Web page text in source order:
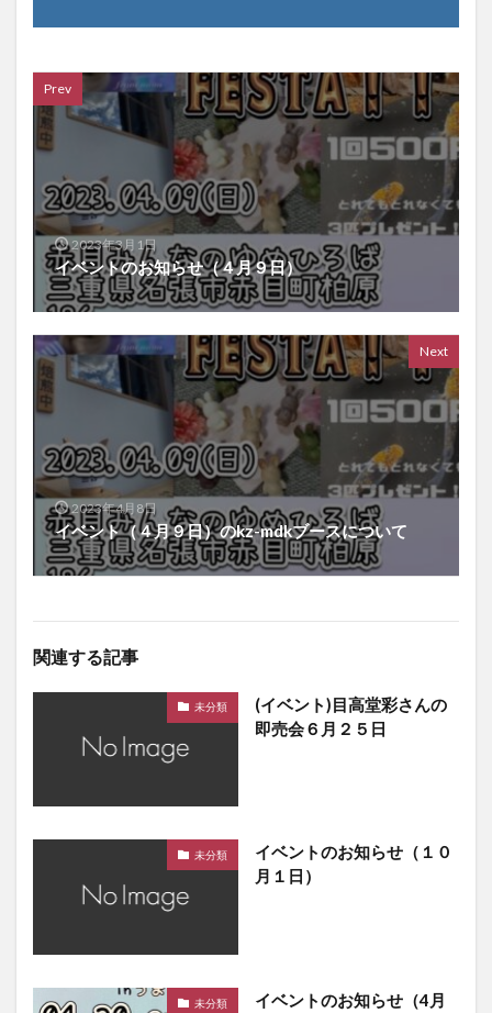
Prev
2023年3月1日
イベントのお知らせ（４月９日）
Next
2023年4月8日
イベント（４月９日）のkz-mdkブースについて
関連する記事
未分類
(イベント)目高堂彩さんの
即売会６月２５日
未分類
イベントのお知らせ（１０
月１日）
未分類
イベントのお知らせ（4月